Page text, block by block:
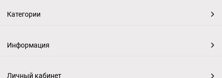
Категории
Информация
Личный кабинет